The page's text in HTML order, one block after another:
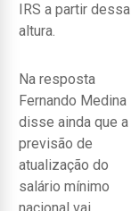
IRS a partir dessa
altura.
Na resposta
Fernando Medina
disse ainda que a
previsão de
atualização do
salário mínimo